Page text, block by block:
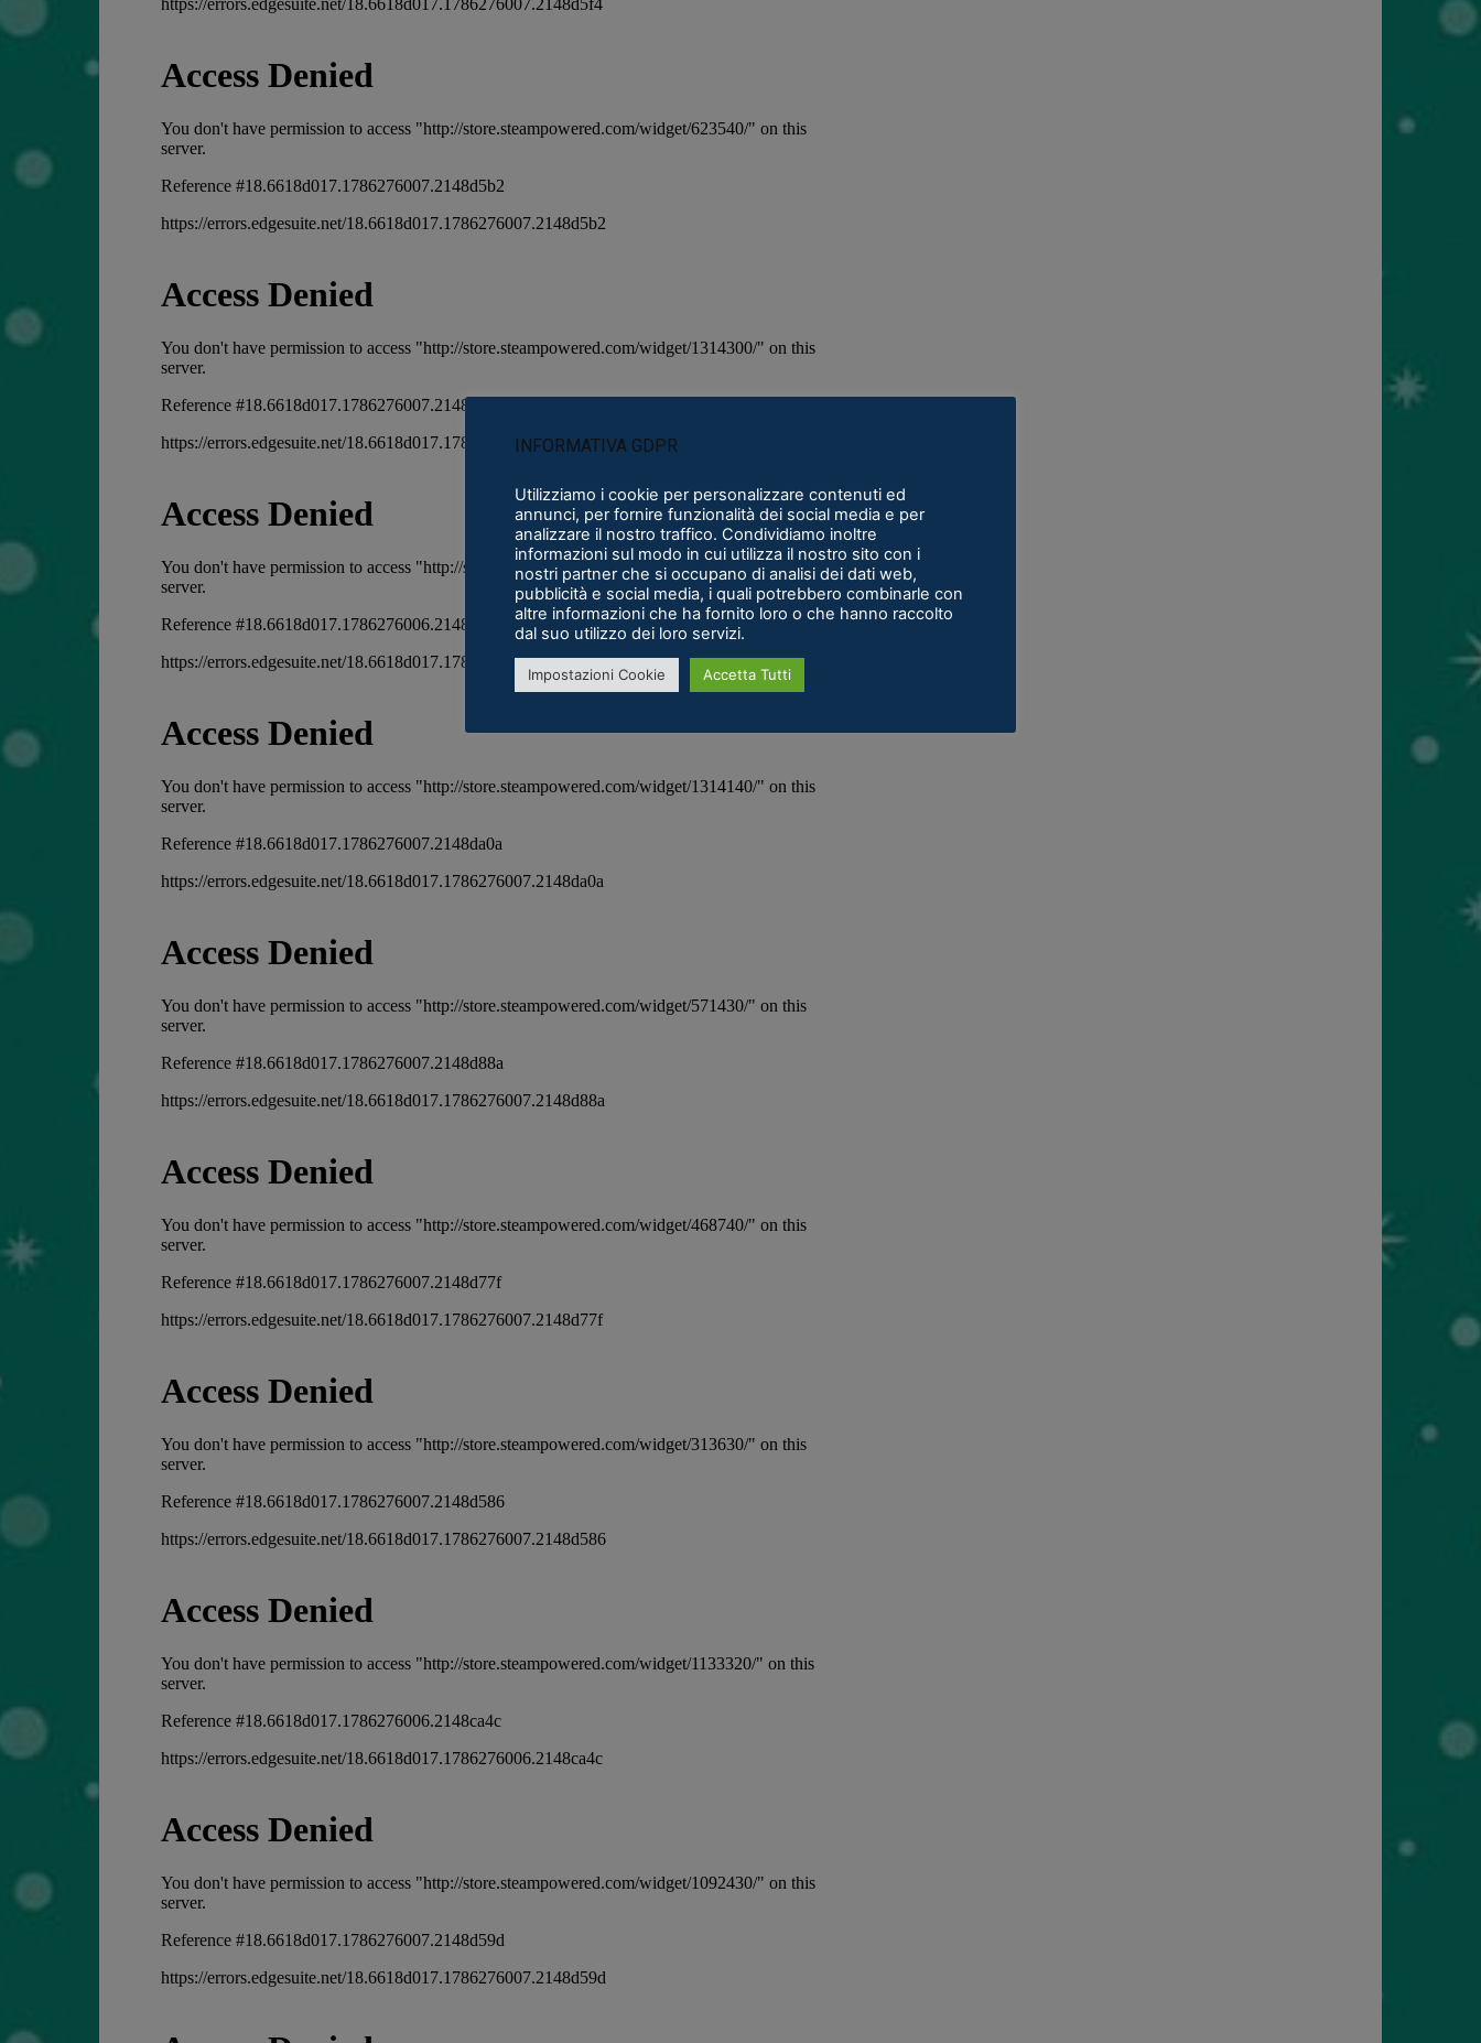
INFORMATIVA GDPR
Utilizziamo i cookie per personalizzare contenuti ed
annunci, per fornire funzionalità dei social media e per
analizzare il nostro traffico. Condividiamo inoltre
informazioni sul modo in cui utilizza il nostro sito con i
nostri partner che si occupano di analisi dei dati web,
pubblicità e social media, i quali potrebbero combinarle con
altre informazioni che ha fornito loro o che hanno raccolto
dal suo utilizzo dei loro servizi.
Impostazioni Cookie Accetta Tutti